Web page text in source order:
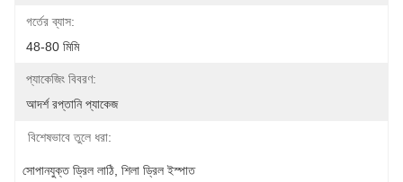
গর্তের ব্যাস:
48-80 মিমি
প্যাকেজিং বিবরণ:
আদর্শ রপ্তানি প্যাকেজ
বিশেষভাবে তুলে ধরা:
সোপানযুক্ত ড্রিল লাঠি শিলা ড্রিল ইস্পাত